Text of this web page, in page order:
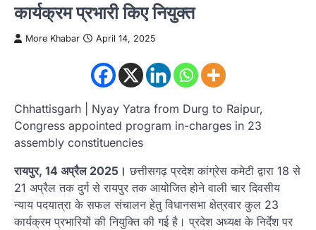
कार्यक्रम प्रभारी किए नियुक्त
More Khabar April 14, 2025
Chhattisgarh | Nyay Yatra from Durg to Raipur,
Congress appointed program in-charges in 23
assembly constituencies
रायपुर, 14 अप्रैल 2025। छत्तीसगढ़ प्रदेश कांग्रेस कमेटी द्वारा 18 से
21 अप्रैल तक दुर्ग से रायपुर तक आयोजित होने वाली चार दिवसीय
न्याय पदयात्रा के सफल संचालन हेतु विधानसभा क्षेत्रवार कुल 23
कार्यक्रम प्रभारियों की नियुक्ति की गई है। प्रदेश अध्यक्ष के निर्देश पर